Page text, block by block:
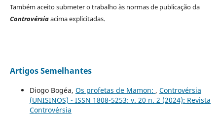
Também aceito submeter o trabalho às normas de publicação da
Controvérsiaacima explicitadas.
Artigos Semelhantes
Diogo Bogéa, Os profetas de Mamon: , Controvérsia
(UNISINOS) - ISSN 1808-5253: v. 20 n. 2 (2024): Revista
Controvérsia